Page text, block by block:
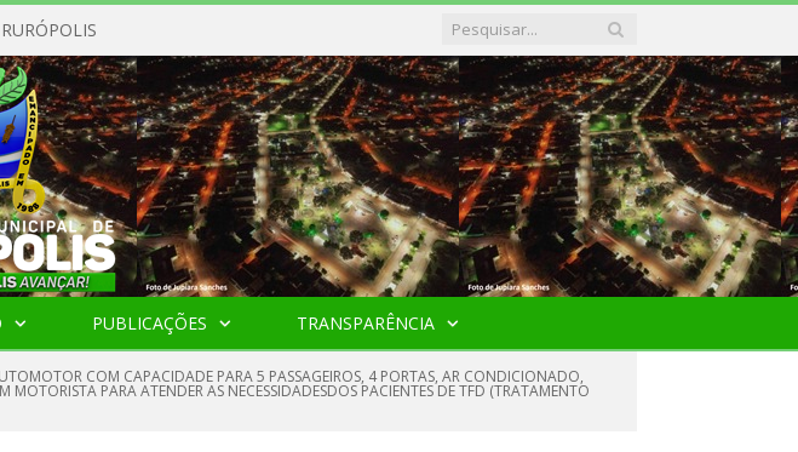
PUBLICAÇÕES TRANSPARÊNCIA
COM CAPACIDADE PARA 5 PASSAGEIROS, 4 PORTAS, AR CONDICIONADO,
PARA ATENDER AS NECESSIDADESDOS PACIENTES DE TFD (TRATAMENTO